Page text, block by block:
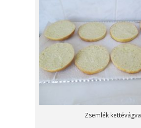
Zsemlék kettévágva